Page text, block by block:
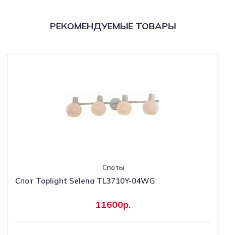
РЕКОМЕНДУЕМЫЕ ТОВАРЫ
Споты
Спот Toplight Selena TL3710Y-04WG
11600р.